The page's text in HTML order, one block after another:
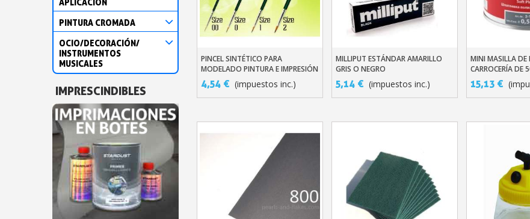
Entrega en
Paga en 4 plazos sin
Obtenga su
Comparte tus
PINTURA CROMADA
OCIO/DECORACIÓN/
INSTRUMENTOS
MUSICALES
IMPRESCINDIBLES
Añadir Al Carrito
PINCEL SINTÉTICO PARA
MODELADO PINTURA E IMPRESIÓN
3D GAMA GREEN SERIES
4,54 € (impuestos inc.)
Añadir Al Carrito
MILLIPUT ESTÁNDAR AMARILLO
GRIS O NEGRO
5,14 € (impuestos inc.)
Añadir Al
MINI MASILLA DE
CARROCERÍA DE
ENDURECEDOR
15,13 €